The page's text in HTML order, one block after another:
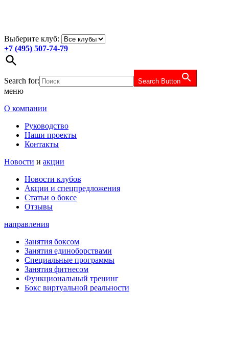
Выберите клуб:
+7 (495) 507-74-79
Search for: Search Button
меню
О компании
Руководство
Наши проекты
Контакты
Новости и акции
Новости клубов
Акции и спецпредложения
Статьи о боксе
Отзывы
направления
Занятия боксом
Занятия единоборствами
Специальные программы
Занятия фитнесом
Функциональный тренинг
Бокс виртуальной реальности